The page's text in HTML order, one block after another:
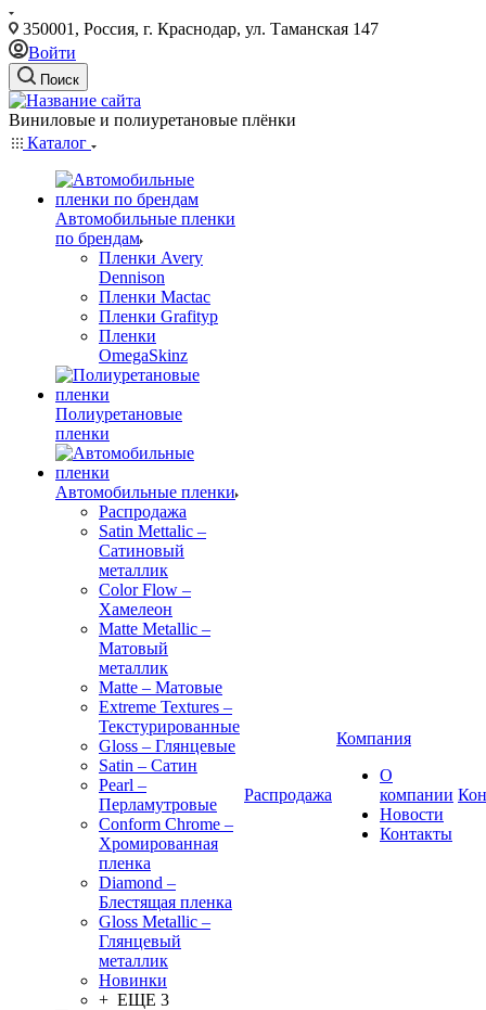
350001, Россия, г. Краснодар, ул. Таманская 147
Войти
Поиск
Виниловые и полиуретановые плёнки
Каталог
Автомобильные пленки
по брендам
Пленки Avery
Dennison
Пленки Mactac
Пленки Grafityp
Пленки
OmegaSkinz
Полиуретановые
пленки
Автомобильные пленки
Распродажа
Satin Mettalic –
Сатиновый
металлик
Color Flow –
Хамелеон
Matte Metallic –
Матовый
металлик
Matte – Матовые
Extreme Textures –
Текстурированные
Gloss – Глянцевые
Satin – Сатин
Pearl –
Перламутровые
Conform Chrome –
Хромированная
пленка
Diamond –
Блестящая пленка
Gloss Metallic –
Глянцевый
металлик
Новинки
+ ЕЩЕ 3
Распродажа
Компания
О
компании
Новости
Контакты